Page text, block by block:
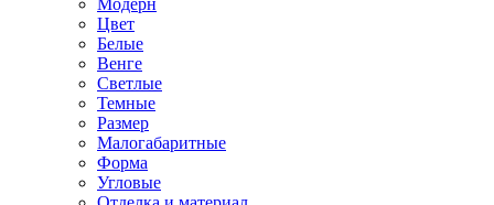
Модерн
Цвет
Белые
Венге
Светлые
Темные
Размер
Малогабаритные
Форма
Угловые